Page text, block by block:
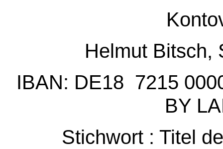
Helmut Bitsch,
IBAN: DE18 7215
BY
Stichwort : Titel